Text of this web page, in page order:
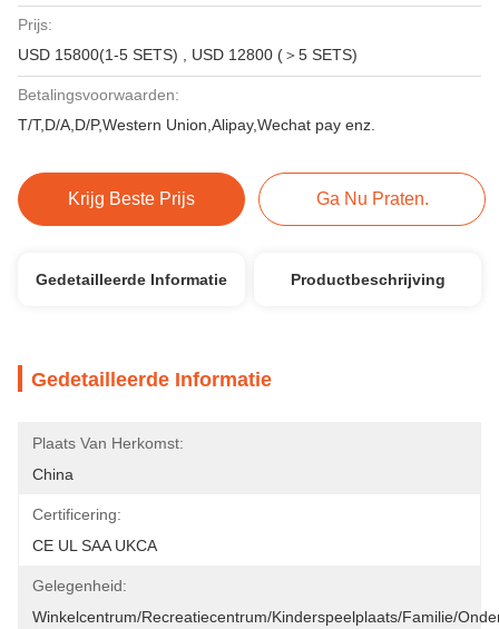
Prijs:
USD 15800(1-5 SETS) , USD 12800 (＞5 SETS)
Betalingsvoorwaarden:
T/T,D/A,D/P,Western Union,Alipay,Wechat pay enz.
Krijg Beste Prijs Ga Nu Praten.
Gedetailleerde Informatie Productbeschrijving
Gedetailleerde Informatie
Plaats Van Herkomst:
China
Certificering:
CE UL SAA UKCA
Gelegenheid:
Winkelcentrum/Recreatiecentrum/Kinderspeelplaats/Familie/